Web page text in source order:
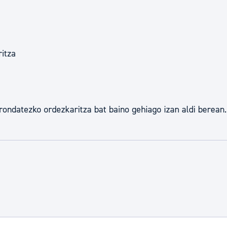
ordezkaritza bat baino gehiago izan aldi berean.